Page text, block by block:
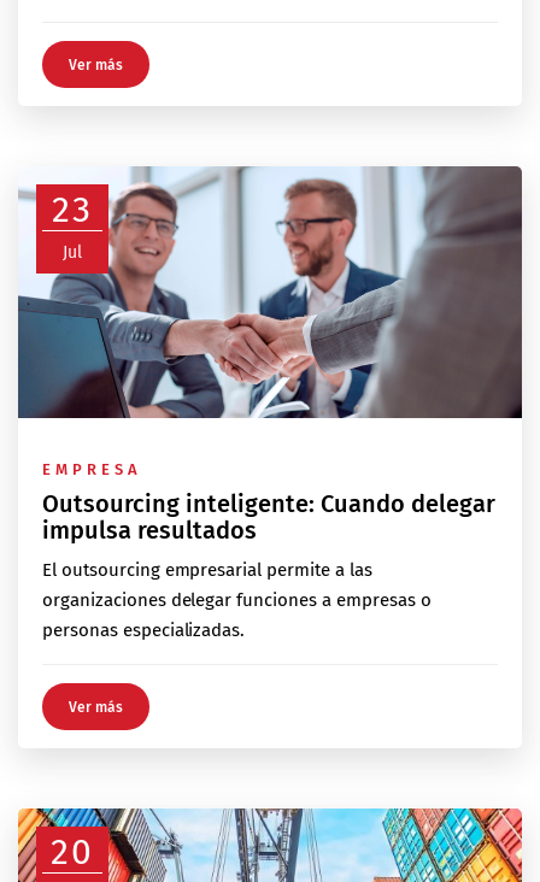
Ver más
23
Jul
EMPRESA
Outsourcing inteligente: Cuando delegar
impulsa resultados
El outsourcing empresarial permite a las
organizaciones delegar funciones a empresas o
personas especializadas.
Ver más
20